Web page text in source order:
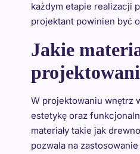
każdym etapie realizacji
projektant powinien być
Jakie
W projektowaniu wnętrz
estetykę oraz
materiały takie jak
pozwala na